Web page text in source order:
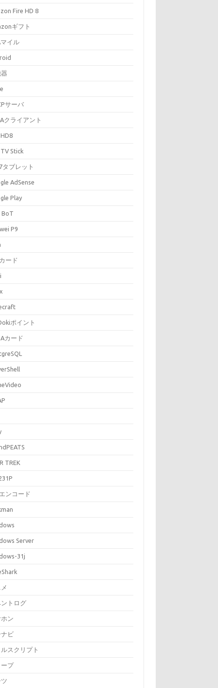
Fire HD 8
ギフト
イル
サーバ
クライアント
Stick
タブレット
AdSense
Play
BoT
P9
ード
ポイント
カード
TREK
ンコード
Server
31j
トログ
ン
ビ
スクリプト
プ